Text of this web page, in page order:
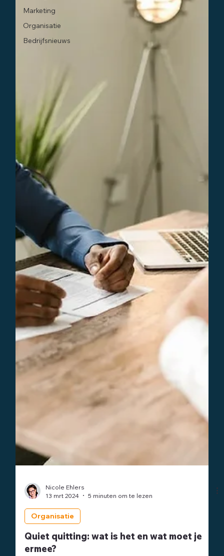
Marketing
Organisatie
Bedrijfsnieuws
Nicole Ehlers
13 mrt 2024
Organisatie